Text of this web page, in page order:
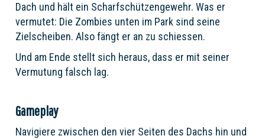
Dach und hält ein Scharfschützengewehr. Was er
vermutet: Die Zombies unten im Park sind seine
Zielscheiben. Also fängt er an zu schiessen.
Und am Ende stellt sich heraus, dass er mit seiner
Vermutung falsch lag.
Gameplay
Navigiere zwischen den vier Seiten des Dachs hin und